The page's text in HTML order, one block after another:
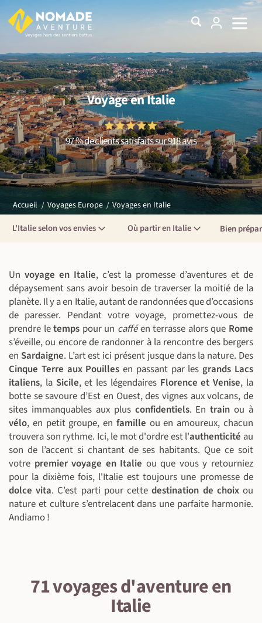
Voyage en Italie
97 % de clients satisfaits sur 918 avis
Accueil Voyages Europe Voyages en Italie
L'Italie selon vos envies Où partir en Italie Bien
Un voyage en Italie, c’est la promesse d’aventures et de
dépaysement sans avoir besoin de traverser la moitié de la
planète. Il y a en Italie, autant de randonnées que d’occasions
de paresser. Pendant votre voyage, promettez-vous de
prendre letemps pour un cafféen terrasse alors que Rome
s’éveille, ou encore de randonner à la rencontre des bergers
en Sardaigne. L’art est ici présent jusque dans la nature. Des
Cinque Terre aux Pouilles en passant par lesgrands Lacs
italiens, la Sicile, et les légendaires Florence et Venise, la
botte se savoure d’Est en Ouest, des vignes aux volcans, de
sites immanquables aux plus confidentiels. Entrain ou à
vélo, en petit groupe, en famille ou en amoureux, chacun
trouvera son rythme. Ici, le mot d'ordre est l'authenticité au
son de l’accent si chantant de ses habitants. Que ce soit
votre premier voyage en Italie ou que vous y retourniez
pour la dixième fois, l'Italie est toujours une promesse de
dolce vita. C’est parti pour cettedestination de choixou
nature et culture s’entrelacent dans une parfaite harmonie.
Andiamo !
71 voyages d'aventure en
Italie